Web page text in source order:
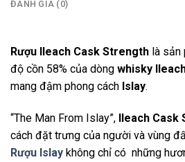
ĐÁNH GIÁ (0)
Rượu Ileach Cask Strength là sản
độ cồn 58% của dòng whisky
mang đậm phong cách Islay.
“The Man From Islay”, Ileach Cask
cách đặt trưng của người và vùng
Rượu Islay không chỉ có những